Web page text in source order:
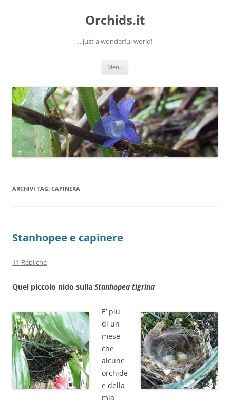
Orchids.it
…just a wonderful world!
Menu
ARCHIVI TAG: CAPINERA
Stanhopee e capinere
11 Repliche
Quel piccolo nido sulla Stanhopea tigrina
E’ più
di un
mese
che
alcune
orchide
e della
mia